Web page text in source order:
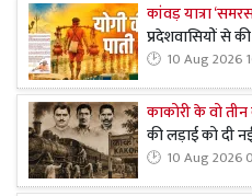
कांवड़ यात्रा
प्रदेशवासियों से
10 Aug 2026
काकोरी के वो तीन
की लड़ाई को दी
10 Aug 2026